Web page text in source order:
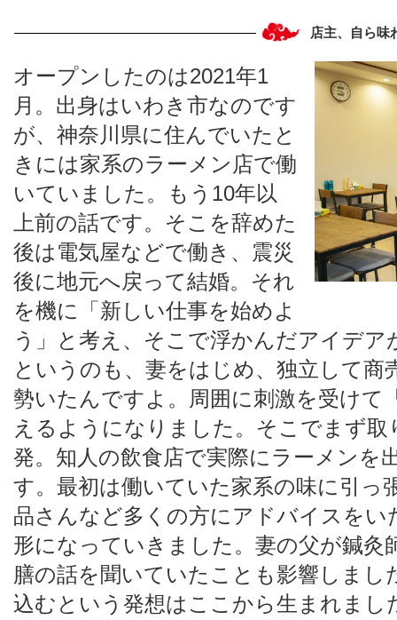
店主、自ら味
オープンしたのは2021年1
月。出身はいわき市なのです
が、神奈川県に住んでいたと
きには家系のラーメン店で働
いていました。もう10年以
上前の話です。そこを辞めた
後は電気屋などで働き、震災
後に地元へ戻って結婚。それ
を機に「新しい仕事を始めよ
う」と考え、そこで浮かんだアイデ
というのも、妻をはじめ、独立して商
勢いたんですよ。周囲に刺激を受けて
えるようになりました。そこでまず
発。知人の飲食店で実際にラーメンを
す。最初は働いていた家系の味に引っ
品さんなど多くの方にアドバイスを
形になっていきました。妻の父が鍼灸
膳の話を聞いていたことも影響しまし
込むという発想はここから生まれまし